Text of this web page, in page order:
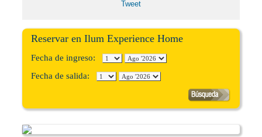
Tweet
Reservar en Ilum Experience Home
Fecha de ingreso:
Fecha de salida: